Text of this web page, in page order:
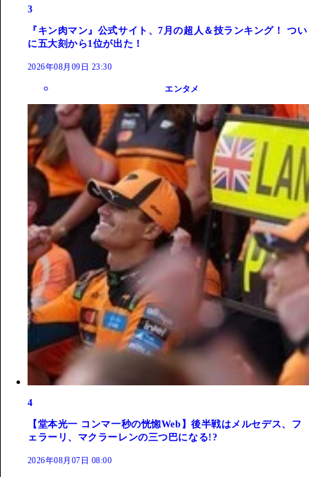
3
『キン肉マン』公式サイト、7月の超人＆技ランキング！ つい
に五大刻から1位が出た！
2026年08月09日 23:30
エンタメ
4
【堂本光一 コンマ一秒の恍惚Web】後半戦はメルセデス、フ
ェラーリ、マクラーレンの三つ巴になる!?
2026年08月07日 08:00